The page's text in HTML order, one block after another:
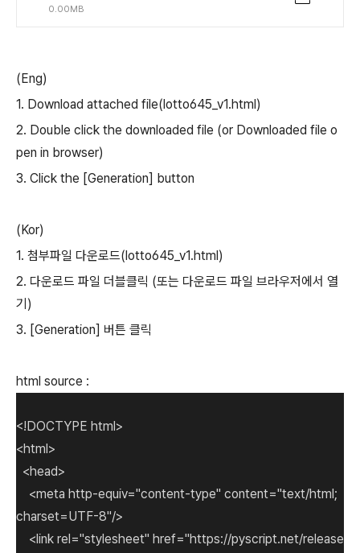
0.00MB
(Eng)
1. Download attached file(lotto645_v1.html)
2. Double click the downloaded file (or Downloaded file o
pen in browser)
3. Click the [Generation] button
(Kor)
1. 첨부파일 다운로드(lotto645_v1.html)
2. 다운로드 파일 더블클릭 (또는 다운로드 파일 브라우저에서 열
기)
3. [Generation] 버튼 클릭
html source :
<!DOCTYPE html>
<html>
<head>
<meta http-equiv="content-type" content="text/html;
charset=UTF-8"/>
<link rel="stylesheet" href="https://pyscript.net/release